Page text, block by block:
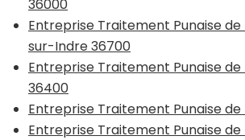
36000
Entreprise Traitement Punaise
sur-Indre 36700
Entreprise Traitement Punaise
36400
Entreprise Traitement Punaise de
Entreprise Traitement Punaise de